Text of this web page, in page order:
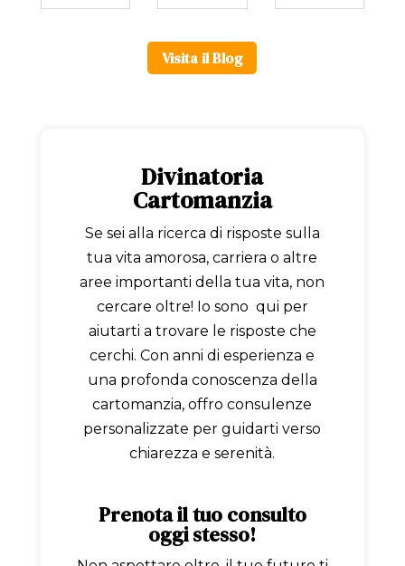
Visita il Blog
Divinatoria
Cartomanzia
Se sei alla ricerca di risposte sulla
tua vita amorosa, carriera o altre
aree importanti della tua vita, non
cercare oltre! Io sono qui per
aiutarti a trovare le risposte che
cerchi. Con anni di esperienza e
una profonda conoscenza della
cartomanzia, offro consulenze
personalizzate per guidarti verso
chiarezza e serenità.
Prenota il tuo consulto
oggi stesso!